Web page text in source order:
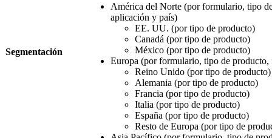
Segmentación
América del Norte (por formulario, tipo
aplicación y país)
EE. UU. (por tipo de producto)
Canadá (por tipo de producto)
México (por tipo de producto)
Europa (por formulario, tipo de producto,
Reino Unido (por tipo de producto)
Alemania (por tipo de producto)
Francia (por tipo de producto)
Italia (por tipo de producto)
España (por tipo de producto)
Resto de Europa (por tipo de